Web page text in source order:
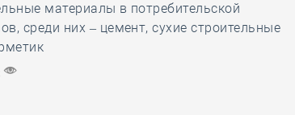
материалы в потребительской
среди них – цемент, сухие строительные